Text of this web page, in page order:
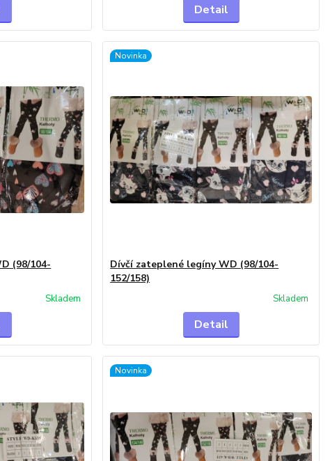
Detail
(98/104-
Skladem
Novinka
Dívčí zateplené legíny WD (98/104-
152/158)
Skladem
Detail
Novinka